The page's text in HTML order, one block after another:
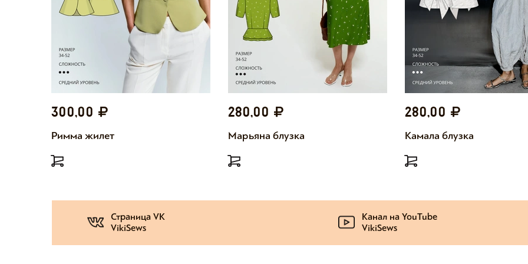
300,00
Римма жилет
280,00
Марьяна блузка
280,00
Камала блузка
Страница VK
VikiSews
Канал на YouTube
VikiSews